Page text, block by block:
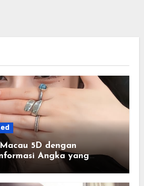
5D dengan
Angka yang
Terstruktur